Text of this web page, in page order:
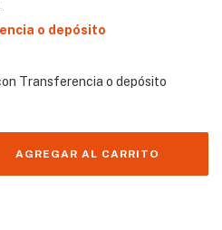
o depósito
Transferencia o depósito